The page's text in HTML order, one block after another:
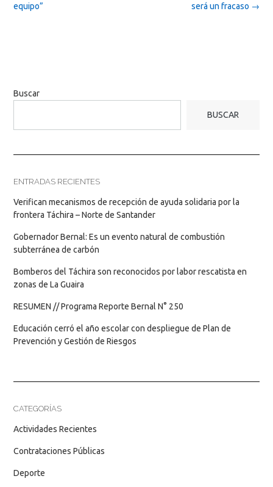
será un fracaso →
equipo”
Buscar
BUSCAR
ENTRADAS RECIENTES
Verifican mecanismos de recepción de ayuda solidaria por la
frontera Táchira – Norte de Santander
Gobernador Bernal: Es un evento natural de combustión
subterránea de carbón
Bomberos del Táchira son reconocidos por labor rescatista en
zonas de La Guaira
RESUMEN // Programa Reporte Bernal N° 250
Educación cerró el año escolar con despliegue de Plan de
Prevención y Gestión de Riesgos
CATEGORÍAS
Actividades Recientes
Contrataciones Públicas
Deporte